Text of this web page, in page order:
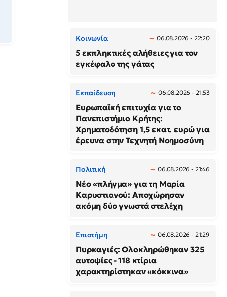
Κοινωνία 06.08.2026 - 22:20
5 εκπληκτικές αλήθειες για τον
εγκέφαλο της γάτας
Εκπαίδευση 06.08.2026 - 21:53
Ευρωπαϊκή επιτυχία για το
Πανεπιστήμιο Κρήτης:
Χρηματοδότηση 1,5 εκατ. ευρώ για
έρευνα στην Τεχνητή Νοημοσύνη
Πολιτική 06.08.2026 - 21:46
Νέο «πλήγμα» για τη Μαρία
Καρυστιανού: Αποχώρησαν
ακόμη δύο γνωστά στελέχη
Επιστήμη 06.08.2026 - 21:29
Πυρκαγιές: Ολοκληρώθηκαν 325
αυτοψίες - 118 κτίρια
χαρακτηρίστηκαν «κόκκινα»